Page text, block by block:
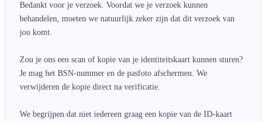
Bedankt voor je verzoek. Voordat we je verzoek kunnen
behandelen, moeten we natuurlijk zeker zijn dat dit verzoek van
jou komt.
Zou je ons een scan of kopie van je identiteitskaart kunnen sturen?
Je mag het BSN-nummer en de pasfoto afschermen. We
verwijderen de kopie direct na verificatie.
We begrijpen dat niet iedereen graag een kopie van de ID-kaart